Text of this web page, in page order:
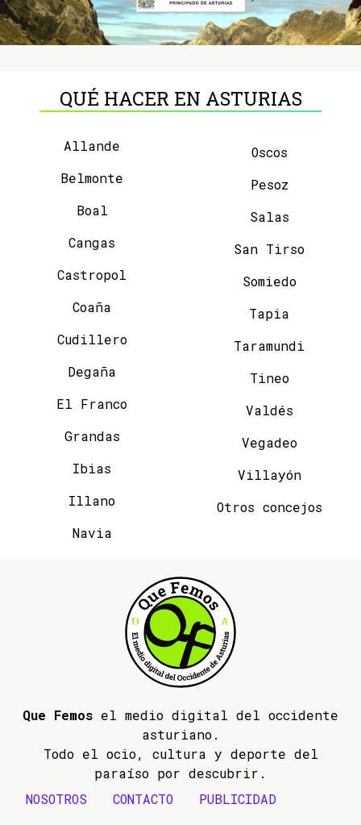
QUÉ HACER EN ASTURIAS
Allande
Belmonte
Boal
Cangas
Castropol
Coaña
Cudillero
Degaña
El Franco
Grandas
Ibias
Illano
Navia
Oscos
Pesoz
Salas
San Tirso
Somiedo
Tapia
Taramundi
Tineo
Valdés
Vegadeo
Villayón
Otros concejos
Que Femos el medio digital del occidente
asturiano.
Todo el ocio, cultura y deporte del
paraíso por descubrir.
NOSOTROS
CONTACTO PUBLICIDAD